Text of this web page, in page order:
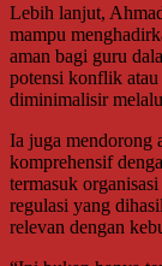
Lebih lanjut,
mampu
aman bagi guru
potensi konflik atau
diminimalisir
Ia juga mendorong
komprehensif
termasuk
regulasi yang
relevan dengan